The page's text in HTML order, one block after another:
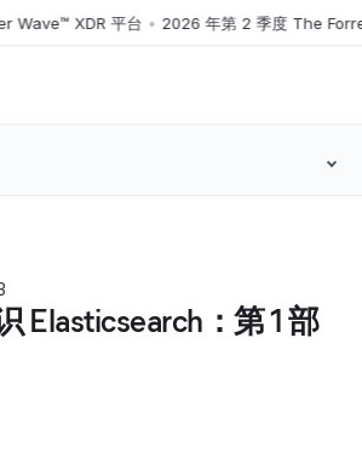
XDR 平台 • 2026 年第 2 季度 The Forrester
Elasticsearch：第 1 部